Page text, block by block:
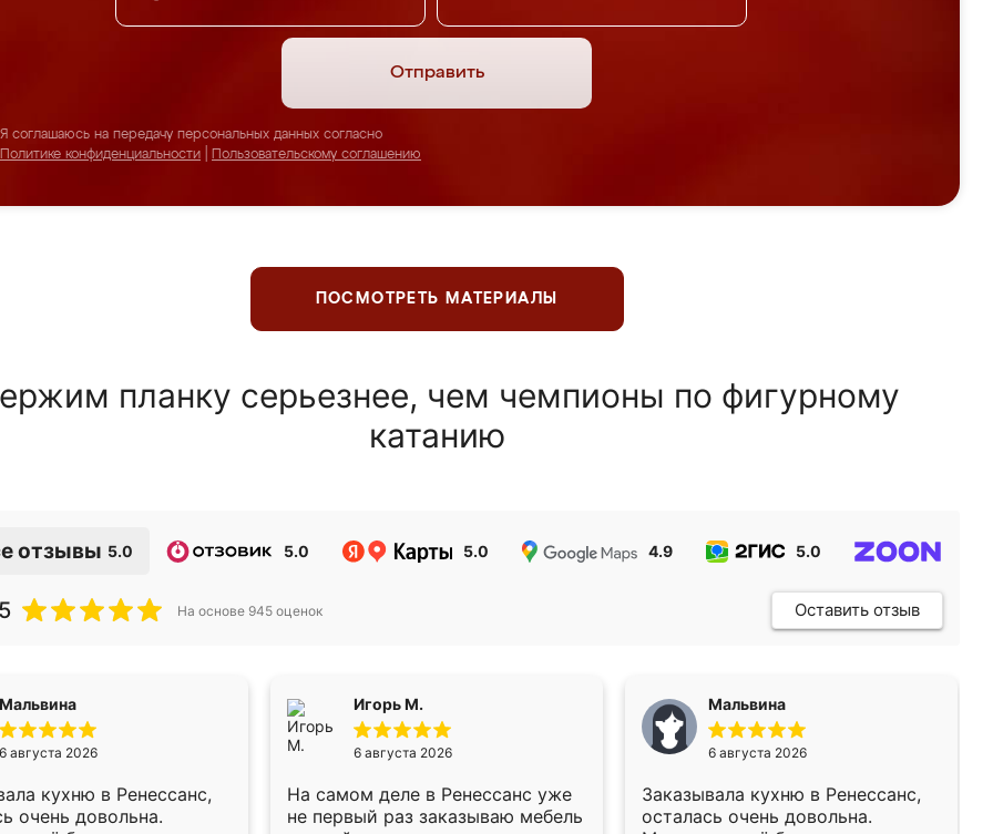
Отправить
Я соглашаюсь на передачу персональных данных согласно
Политике конфиденциальности
Пользовательскому соглашению
ПОСМОТРЕТЬ МАТЕРИАЛЫ
планку серьезнее, чем чемпионы по фигурному
катанию
отзывы 5.0 5.0 5.0 4.9 5.0
На основе 945 оценок Оставить отзыв
Мальвина
6 августа 2026
кухню в Ренессанс,
очень довольна.
Игорь М.
6 августа 2026
На самом деле в Ренессанс уже
не первый раз заказываю мебель
Мальвина
6 августа 2026
Заказывала кухню в Ренессанс,
осталась очень довольна.